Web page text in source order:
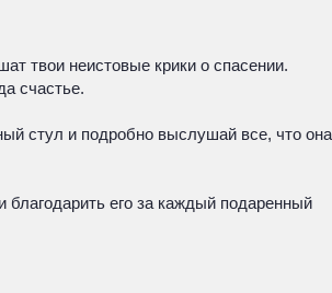
твои неистовые крики о спасении.
счастье.
стул и подробно выслушай все, что она
его за каждый подаренный